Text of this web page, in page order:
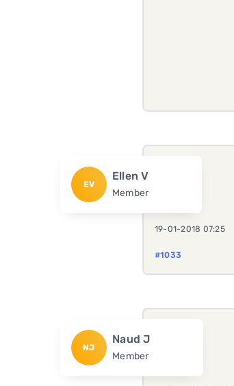
EV
Ellen V
Member
19-01-2018 07:25
#1033
NJ
Naud J
Member